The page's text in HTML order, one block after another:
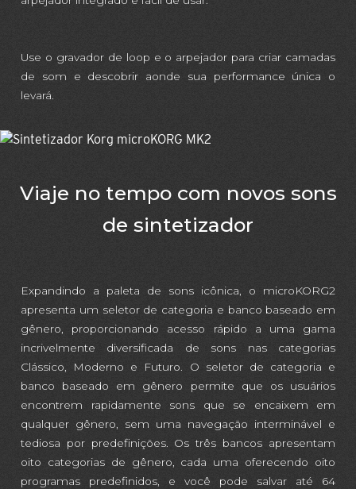
Use o gravador de loop e o arpejador para criar camadas
de som e descobrir aonde sua performance única o
levará.
Viaje no tempo com novos sons
de sintetizador
Expandindo a paleta de sons icônica, o microKORG2
apresenta um seletor de categoria e banco baseado em
gênero, proporcionando acesso rápido a uma gama
incrivelmente diversificada de sons nas categorias
Clássico, Moderno e Futuro. O seletor de categoria e
banco baseado em gênero permite que os usuários
encontrem rapidamente sons que se encaixem em
qualquer gênero, sem uma navegação interminável e
tediosa por predefinições. Os três bancos apresentam
oito categorias de gênero, cada uma oferecendo oito
programas predefinidos, e você pode salvar até 64